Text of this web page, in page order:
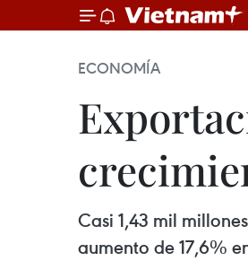
ECONOMÍA
Casi 1,43 mil
aumento de 17,6%